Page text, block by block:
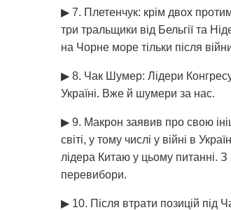
▶ 7. Плетенчук: крім двох
три тральщики від Бельгії та
на Чорне море тільки після
▶ 8. Чак Шумер: Лідери
Україні. Вже й шумери за нас.
▶ 9. Макрон заявив про свою
світі, у тому числі у війні в
лідера Китаю у цьому питанні.
перевибори.
▶ 10. Після втрати позицій під